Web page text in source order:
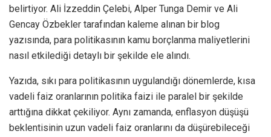
belirtiyor. Ali İzzeddin Çelebi, Alper Tunga Demir ve Ali
Gencay Özbekler tarafından kaleme alınan bir blog
yazısında, para politikasının kamu borçlanma maliyetlerini
nasıl etkilediği detaylı bir şekilde ele alındı.
Yazıda, sıkı para politikasının uygulandığı dönemlerde, kısa
vadeli faiz oranlarının politika faizi ile paralel bir şekilde
arttığına dikkat çekiliyor. Aynı zamanda, enflasyon düşüşü
beklentisinin uzun vadeli faiz oranlarını da düşürebileceği